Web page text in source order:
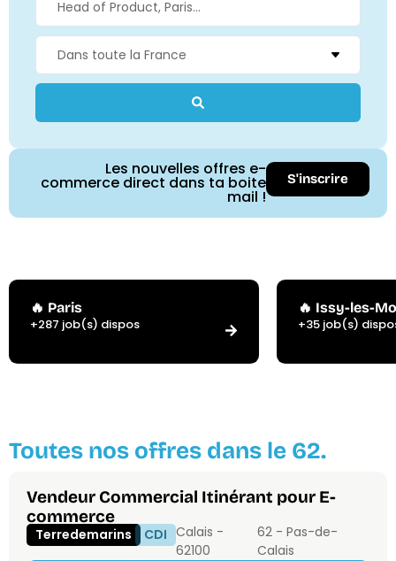
Les nouvelles offres e-
commerce direct dans ta boite
mail !
S'inscrire
🔥 Paris
+287 job(s) dispos
🔥 Issy-les-
+35 job(s)
Toutes nos offres dans le 62.
Vendeur Commercial Itinérant pour E-
commerce
Terredemarins CDI Calais -
62100
62 - Pas-de-
Calais